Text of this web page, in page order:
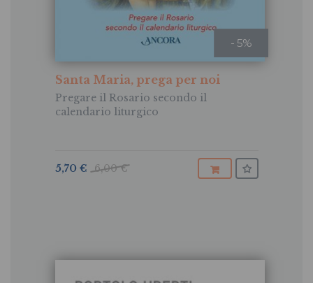
- 5%
Santa Maria, prega per noi
Pregare il Rosario secondo il
calendario liturgico
6,00 €
5,70 €